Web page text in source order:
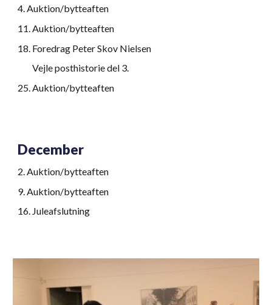
4.Auktion/bytteaften
11.Auktion/bytteaften
18 Foredrag Peter Skov Nielsen
Vejle posthistorie del 3.
25.Auktion/bytteaften
December
2.Auktion/bytteaften
9.Auktion/bytteaften
16. Juleafslutning